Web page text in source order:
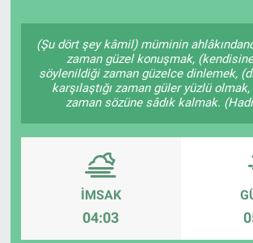
(Şu dört şey kâmil) müminin
zaman güzel konuşmak,
söylenildiği zaman güzelce dinlemek,
karşılaştığı zaman güler yüzlü
zaman sözüne sâdık kalmak.
İMSAK
04:03
Bilecik
Kütahya
Genel